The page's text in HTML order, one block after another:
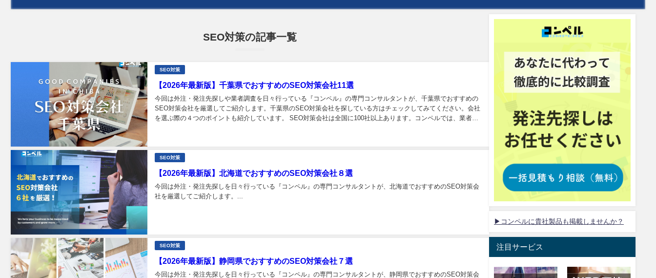
SEO対策の記事一覧
SEO対策
【2026年最新版】千葉県でおすすめのSEO対策会社11選
今回は外注・発注先探しや業者調査を日々行っている『コンペル』の専門コンサルタントが、千葉県でおすすめの
SEO対策会社を厳選してご紹介します。千葉県のSEO対策会社を探している方はチェックしてみてください。会社
を選ぶ際の４つのポイントも紹介しています。 SEO対策会社は全国に100社以上あります。コンペルでは、業者の
SEO対策
【2026年最新版】北海道でおすすめのSEO対策会社８選
今回は外注・発注先探しを日々行っている『コンペル』の専門コンサルタントが、北海道でおすすめのSEO対策会
社を厳選してご紹介します。...
SEO対策
【2026年最新版】静岡県でおすすめのSEO対策会社７選
今回は外注・発注先探しを日々行っている『コンペル』の専門コンサルタントが、静岡県でおすすめのSEO対策会
▶コンペルに貴社製品も掲載しませんか？
注目サービス